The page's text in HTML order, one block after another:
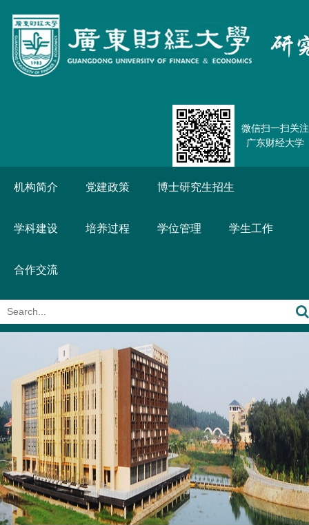
微信扫一扫关注
广东财经大学
机构简介 党建政策 博士研究生招生
学科建设 培养过程 学位管理 学生工作
合作交流